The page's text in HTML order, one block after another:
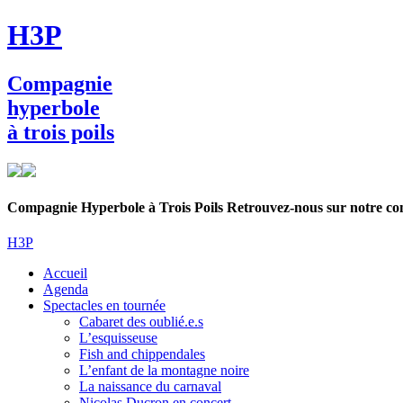
Skip
to
content
H3P
Compagnie
hyperbole
à trois poils
Compagnie Hyperbole à Trois Poils Retrouvez-nous sur notre
H3P
Menu
Accueil
Agenda
Spectacles en tournée
Cabaret des oublié.e.s
L’esquisseuse
Fish and chippendales
L’enfant de la montagne noire
La naissance du carnaval